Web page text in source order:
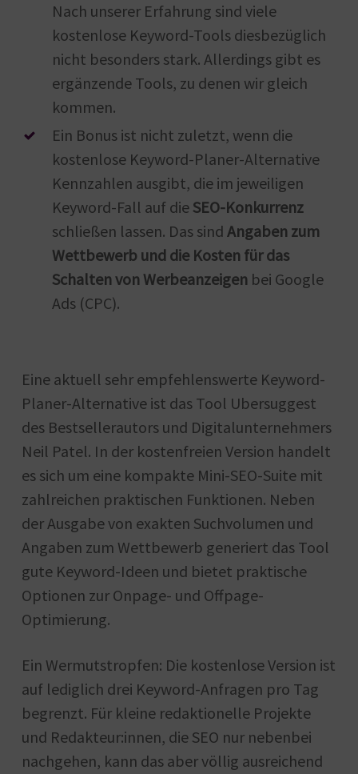
Nach unserer Erfahrung sind viele
kostenlose Keyword-Tools diesbezüglich
nicht besonders stark. Allerdings gibt es
ergänzende Tools, zu denen wir gleich
kommen.
Ein Bonus ist nicht zuletzt, wenn die
kostenlose Keyword-Planer-Alternative
Kennzahlen ausgibt, die im jeweiligen
Keyword-Fall auf dieSEO-Konkurrenz
schließen lassen. Das sind Angaben zum
Wettbewerb und die Kosten für das
Schalten von Werbeanzeigenbei Google
Ads (CPC).
Eine aktuell sehr empfehlenswerte Keyword-
Planer-Alternative ist das Tool Ubersuggest
des Bestsellerautors und Digitalunternehmers
Neil Patel. In der kostenfreien Version handelt
es sich um eine kompakte Mini-SEO-Suite mit
zahlreichen praktischen Funktionen. Neben
der Ausgabe von exakten Suchvolumen und
Angaben zum Wettbewerb generiert das Tool
gute Keyword-Ideen und bietet praktische
Optionen zur Onpage- und Offpage-
Optimierung.
Ein Wermutstropfen: Die kostenlose Version ist
auf lediglich drei Keyword-Anfragen pro Tag
begrenzt. Für kleine redaktionelle Projekte
und Redakteur:innen, die SEO nur nebenbei
nachgehen, kann das aber völlig ausreichend